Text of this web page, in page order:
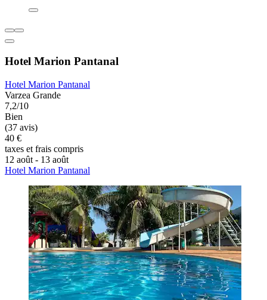
Hotel Marion Pantanal
Hotel Marion Pantanal
Varzea Grande
7,2/10
Bien
(37 avis)
40 €
taxes et frais compris
12 août - 13 août
Hotel Marion Pantanal